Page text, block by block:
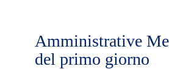
Amministrative
del primo giorno